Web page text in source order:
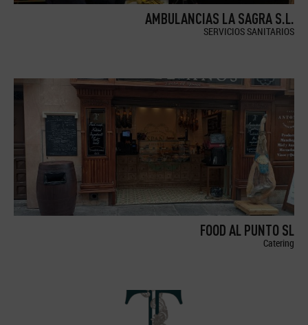
AMBULANCIAS LA SAGRA S.L.
SERVICIOS SANITARIOS
FOOD AL PUNTO SL
Catering